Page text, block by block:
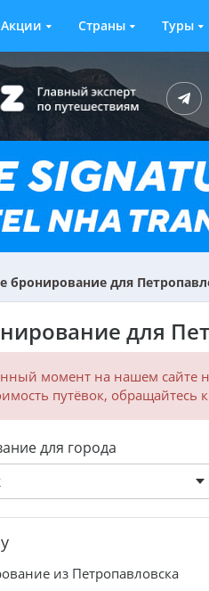
Акции Страны Туры
бронирование для
для
момент на нашем сайте
путёвок,
для города
из Петропавловска